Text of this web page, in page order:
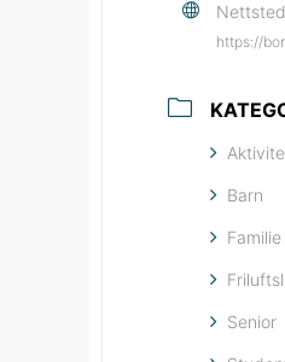
Nettsted
https://
Barn
Familie
Senior